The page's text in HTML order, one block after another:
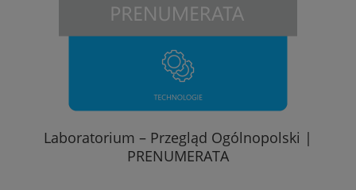
Laboratorium – Przegląd Ogólnopolski |
PRENUMERATA